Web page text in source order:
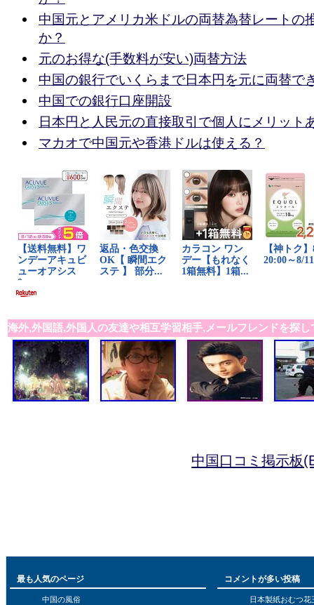
中国元とアメリカ米ドルの両替為替レートの
か？
元のお得な(手数料が安い)両替方法
中国の銀行でいくらまで日本円を元に両替で
中国での銀行口座開設
日本円と人民元の直接取引で個人にメリット
マカオで中国元や香港ドルは使える？
海外,外国語,外国人の友達や相互学習相手,メールフレンドを探し
中国口コミ掲示板
最も人気のページ
中国の風俗
コメントが多い投稿
日本製紙おむつ